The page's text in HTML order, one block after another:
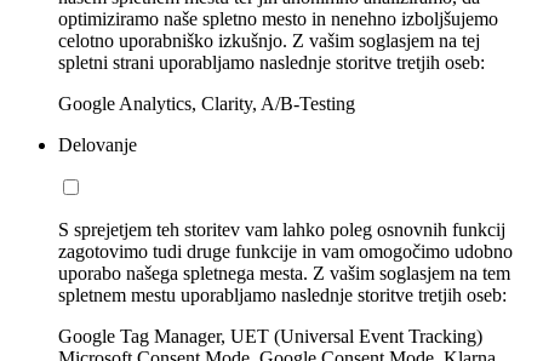
optimiziramo naše spletno mesto in nenehno izboljšujemo
celotno uporabniško izkušnjo. Z vašim soglasjem na tej
spletni strani uporabljamo naslednje storitve tretjih oseb:
Google Analytics, Clarity, A/B-Testing
Delovanje
S sprejetjem teh storitev vam lahko poleg osnovnih funkcij
zagotovimo tudi druge funkcije in vam omogočimo udobno
uporabo našega spletnega mesta. Z vašim soglasjem na tem
spletnem mestu uporabljamo naslednje storitve tretjih oseb:
Google Tag Manager, UET (Universal Event Tracking)